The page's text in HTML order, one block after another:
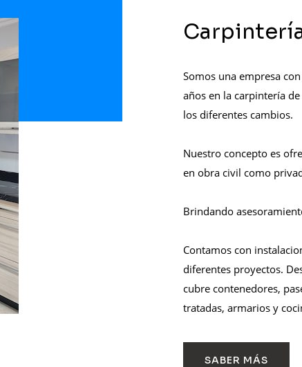
Somos una empresa
años en la carpintería
los diferentes cambios.
Nuestro concepto es
en obra civil como
Brindando
Contamos con
diferentes proyectos.
cubre contenedores,
tratadas, armarios y
SABER MÁS